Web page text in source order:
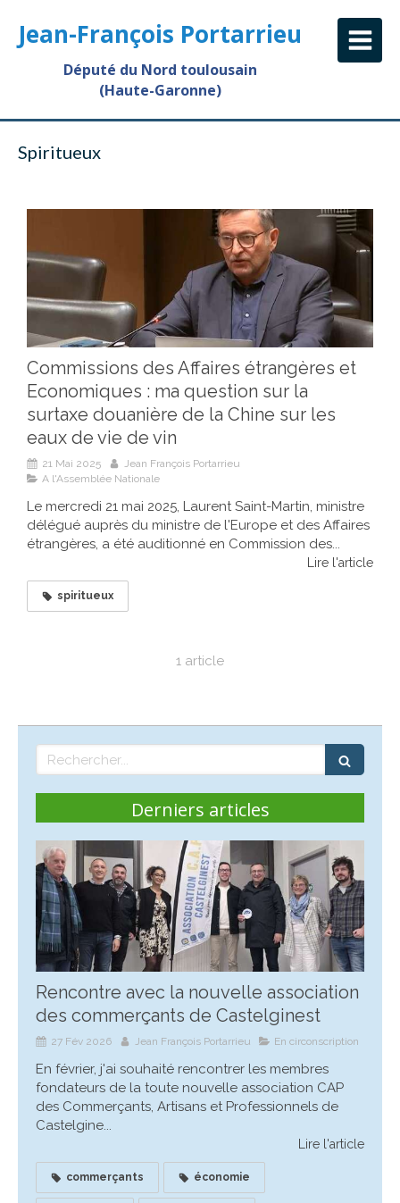
Jean-François Portarrieu
Député du Nord toulousain
(Haute-Garonne)
Spiritueux
Commissions des Affaires étrangères et
Economiques : ma question sur la
surtaxe douanière de la Chine sur les
eaux de vie de vin
21 Mai 2025
Jean François Portarrieu
A l'Assemblée Nationale
Le mercredi 21 mai 2025, Laurent Saint-Martin, ministre
délégué auprès du ministre de l'Europe et des Affaires
étrangères, a été auditionné en Commission des...
Lire l'article
spiritueux
1 article
Rechercher
Derniers articles
Rencontre avec la nouvelle association
des commerçants de Castelginest
27 Fév 2026 Jean François Portarrieu En circonscription
En février, j'ai souhaité rencontrer les membres
fondateurs de la toute nouvelle association CAP
des Commerçants, Artisans et Professionnels de
Castelgine...
Lire l'article
commerçants économie